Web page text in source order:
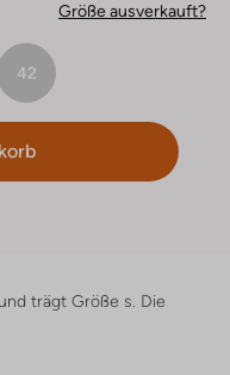
Größe ausverkauft?
42
trägt Größe s. Die